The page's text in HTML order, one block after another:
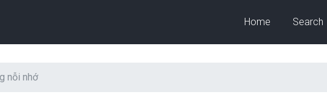
Home Search
nỗi nhớ